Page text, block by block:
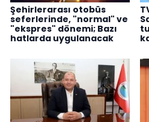
Şehirlerarası otobüs
seferlerinde, "normal" ve
"ekspres" dönemi; Bazı
hatlarda uygulanacak